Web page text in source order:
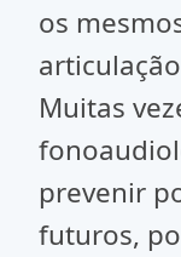
os
Muitas
prevenir
futuros,